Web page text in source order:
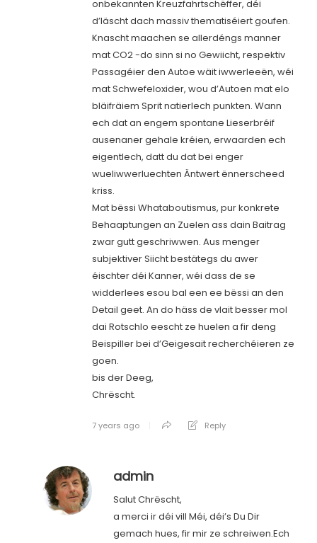
onbekannten Kreuzfahrtschëffer, déi
d’läscht dach massiv thematiséiert goufen.
Knascht maachen se allerdéngs manner
mat CO2 -do sinn si no Gewiicht, respektiv
Passagéier den Autoe wäit iwwerleeën, wéi
mat Schwefeloxider, wou d’Autoen mat elo
bläifräiem Sprit natierlech punkten. Wann
ech dat an engem spontane Lieserbréif
ausenaner gehale kréien, erwaarden ech
eigentlech, datt du dat bei enger
wueliwwerluechten Äntwert ënnerscheed
kriss.
Mat bëssi Whataboutismus, pur konkrete
Behaaptungen an Zuelen ass dain Baitrag
zwar gutt geschriwwen. Aus menger
subjektiver Siicht bestätegs du awer
éischter déi Kanner, wéi dass de se
widderlees esou bal een ee bëssi an den
Detail geet. An do häss de vlait besser mol
dai Rotschlo eescht ze huelen a fir deng
Beispiller bei d’Geigesait recherchéieren ze
goen.
bis der Deeg,
Chrëscht.
7 years ago Reply
admin
Salut Chrëscht,
a merci ir déi vill Méi, déi’s Du Dir
gemach hues, fir mir ze schreiwen.Ech